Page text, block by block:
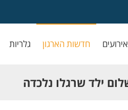
חדשות הארגון גלריות
ילד שרגלו נלכדה